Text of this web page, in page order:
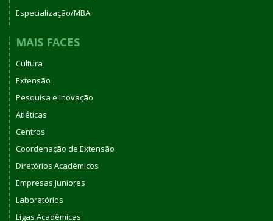
Especialização/MBA
MAIS FACES
Cultura
Extensão
Pesquisa e Inovação
Atléticas
Centros
Coordenação de Extensão
Diretórios Acadêmicos
Empresas Juniores
Laboratórios
Ligas Acadêmicas